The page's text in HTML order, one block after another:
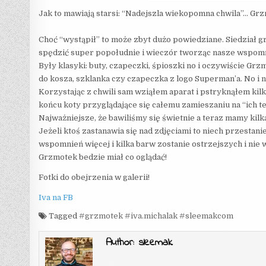
Jak to mawiają starsi: “Nadejszla wiekopomna chwila”…
Choć “wystąpił” to może zbyt dużo powiedziane.
spędzić super popołudnie i wieczór tworząc nasze
Były klasyki: buty, czapeczki, śpioszki no i oczywiście
do kosza, szklanka czy czapeczka z logo Superman’a. No
Korzystając z chwili sam wziąłem aparat i pstryknąłem
końcu koty przyglądające się całemu zamieszaniu na “ich
Najważniejsze, że bawiliśmy się świetnie a teraz mamy
Jeżeli ktoś zastanawia się nad zdjęciami to niech
wspomnień więcej i kilka barw zostanie ostrzejszych i nie
Grzmotek bedzie miał co oglądać!
Fotki do obejrzenia w galerii!
Iva na FB
Tagged#grzmotek #iva.michalak #sleemakcom
Author: sleemak